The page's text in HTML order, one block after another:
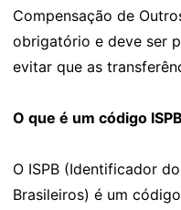
Compensação de
obrigatório e deve ser
evitar que as
O que é um código
O ISPB (Identificador
Brasileiros) é um